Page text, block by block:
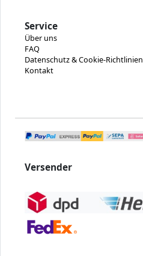
Service
Über uns
FAQ
Datenschutz & Cookie-Richtlinien
Kontakt
Versender